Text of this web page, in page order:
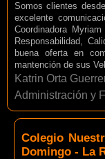
Somos clientes
excelente
Coordinadora
Responsabilidad,
buena oferta en
mantención de sus
Katrin Orta
Administración y
Colegio
Domingo - La